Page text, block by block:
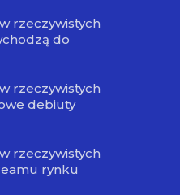
rzeczywistych
do
rzeczywistych
debiuty
rzeczywistych
rynku